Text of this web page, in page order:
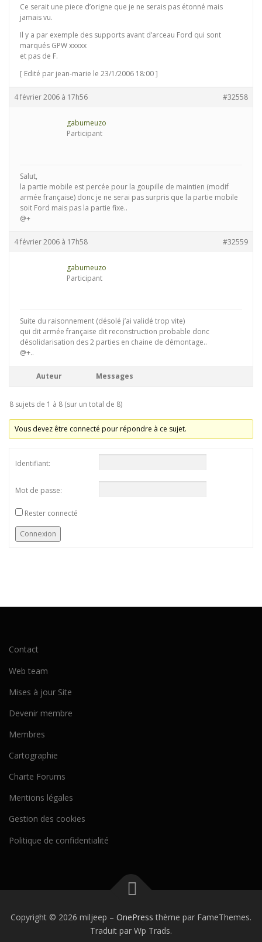
Ce serait une piece d’origne que je ne serais pas étonné mais
jamais vu.
Il y a par exemple des supports avant d’arceau Ford qui sont
marqués GPW xxxxx
et pas de F.
[ Edité par jean-marie le 23/1/2006 18:00 ]
4 février 2006 à 17h56 #32558
gabumeuzo
Participant
Salut,
la partie mobile est percée pour la goupille de maintien (modif
armée française) donc je ne serai pas surpris que la partie mobile
soit Ford mais pas la partie fixe..
@+
4 février 2006 à 17h58 #32559
gabumeuzo
Participant
Suite du raisonnement (désolé j’ai validé trop vite)
qui dit armée française dit reconstruction probable donc
désolidarisation des 2 parties en chaine de démontage..
@+..
Auteur Messages
8 sujets de 1 à 8 (sur un total de 8)
Vous devez être connecté pour répondre à ce sujet.
Identifiant:
Mot de passe:
Rester connecté
Connexion
Contact
Web team
Mises à jour Site
Devenir membre
Membres
Cartographie
Charte Forums
Mentions légales
Gestion des cookies
Politique de confidentialité
Copyright © 2026 miljeep – OnePress thème par FameThemes.
Traduit par Wp Trads.